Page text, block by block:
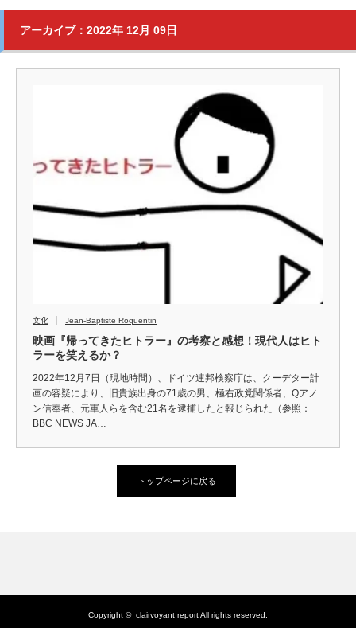
アーカイブ：2022年 12月 09日
文化 Jean-Baptiste Roquentin
映画『帰ってきたヒトラー』の考察と感想！現代人はヒト
ラーを笑えるか？
2022年12月7日（現地時間）、ドイツ連邦検察庁は、クーデター計
画の容疑により、旧貴族出身の71歳の男、極右政党関係者、Qアノ
ン信奉者、元軍人らを含む21名を逮捕したと報じられた（参照：
BBC NEWS JA…
トップページに戻る
Copyright © clairvoyant reportAll rights reserved.